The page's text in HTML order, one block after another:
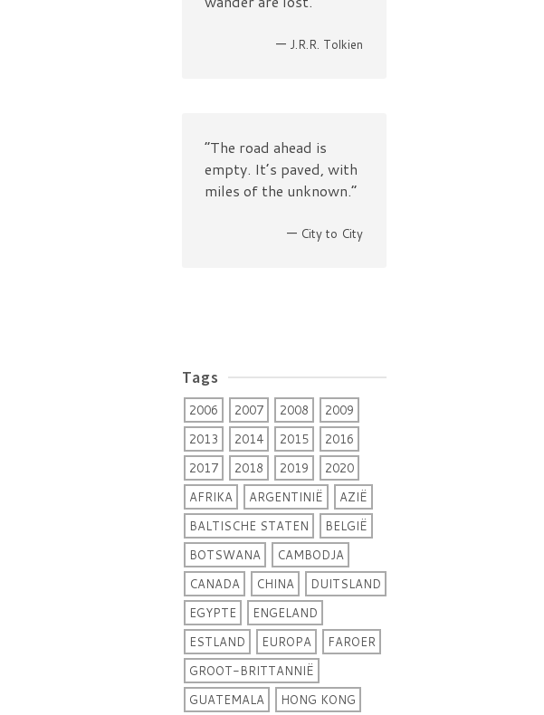
— J.R.R. Tolkien
“The road ahead is
empty. It’s paved, with
miles of the unknown.”
— City to City
Tags
2006 2007 2008
2009
2013
2014 2015
2016
2017
2018 2019
2020
AFRIKA
ARGENTINIË
AZIË
BALTISCHE STATEN
BELGIË
BOTSWANA
CAMBODJA
CANADA
CHINA
DUITSLAND
EGYPTE
ENGELAND
ESTLAND
EUROPA
FAROER
GROOT-BRITTANNIË
GUATEMALA
HONG KONG